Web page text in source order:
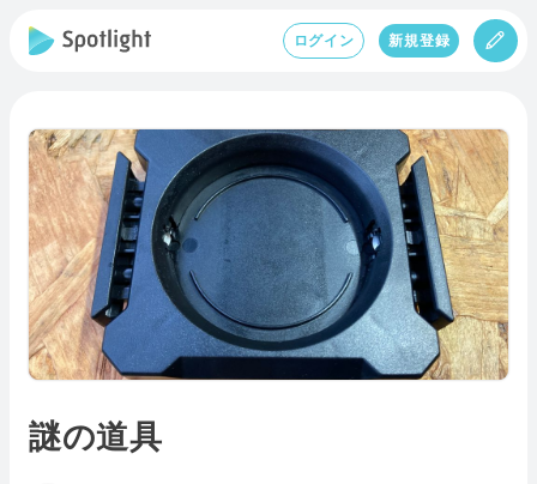
ログイン 新規登録
謎の道具